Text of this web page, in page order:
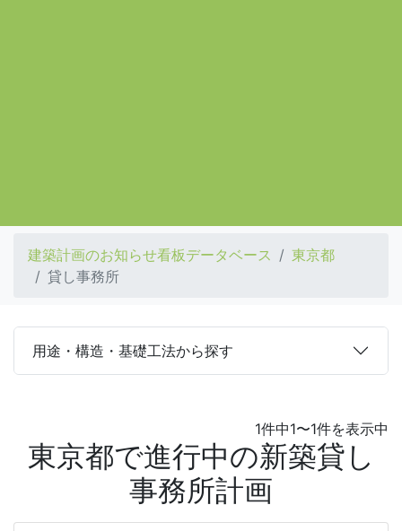
建築計画のお知らせ看板データベース
東京都
貸し事務所
用途・構造・基礎工法から探す
1件中1〜1件を表示中
東京都で進行中の新築貸し
事務所計画